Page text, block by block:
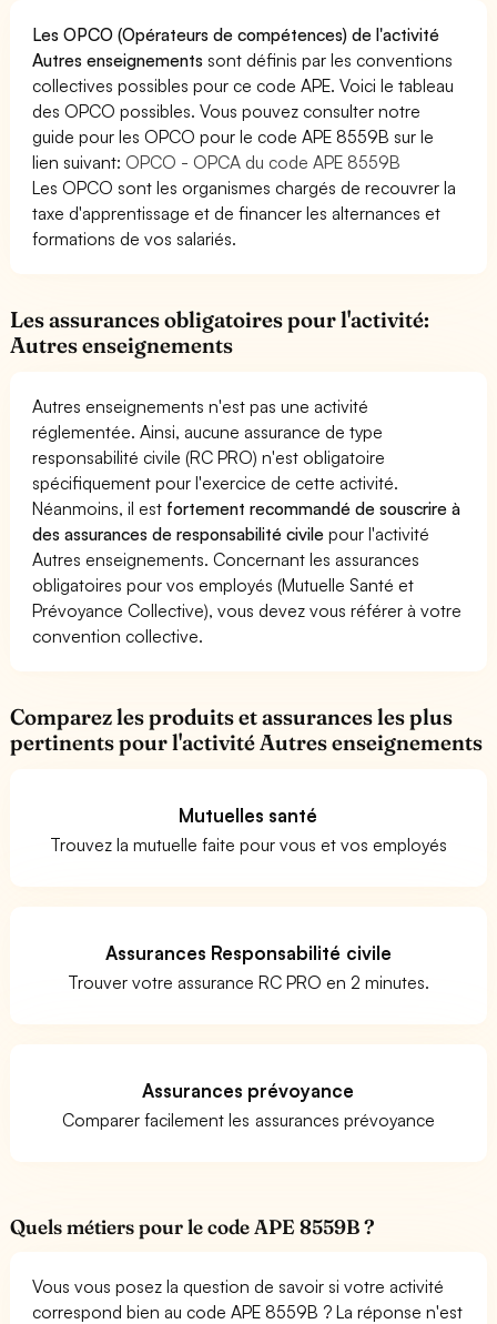
Les OPCO (Opérateurs de compétences) de l'activité
Autres enseignements sont définis par les conventions
collectives possibles pour ce code APE. Voici le tableau
des OPCO possibles. Vous pouvez consulter notre
guide pour les OPCO pour le code APE 8559B sur le
lien suivant: OPCO - OPCA du code APE 8559B
Les OPCO sont les organismes chargés de recouvrer la
taxe d'apprentissage et de financer les alternances et
formations de vos salariés.
Les assurances obligatoires pour l'activité:
Autres enseignements
Autres enseignements n'est pas une activité
réglementée. Ainsi, aucune assurance de type
responsabilité civile (RC PRO) n'est obligatoire
spécifiquement pour l'exercice de cette activité.
Néanmoins, il est fortement recommandé de souscrire à
des assurances de responsabilité civile pour l'activité
Autres enseignements. Concernant les assurances
obligatoires pour vos employés (Mutuelle Santé et
Prévoyance Collective), vous devez vous référer à votre
convention collective.
Comparez les produits et assurances les plus
pertinents pour l'activité Autres enseignements
Mutuelles santé
Trouvez la mutuelle faite pour vous et vos employés
Assurances Responsabilité civile
Trouver votre assurance RC PRO en 2 minutes.
Assurances prévoyance
Comparer facilement les assurances prévoyance
Quels métiers pour le code APE 8559B ?
Vous vous posez la question de savoir si votre activité
correspond bien au code APE 8559B ? La réponse n'est